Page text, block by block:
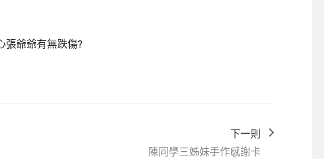
張爺爺有無跌傷?
下一則
陳同學三姊妹手作感謝卡